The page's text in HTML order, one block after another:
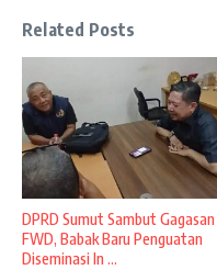
Related Posts
DPRD Sumut Sambut Gagasan
FWD, Babak Baru Penguatan
Diseminasi In ...